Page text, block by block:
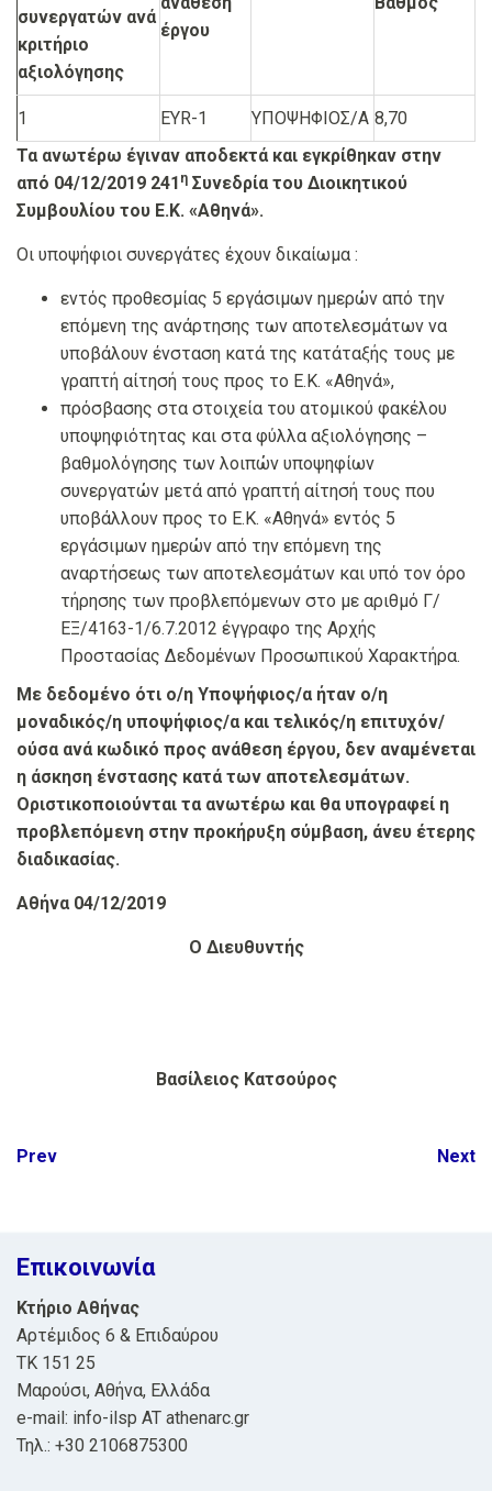
συνεργατών ανά
κριτήριο
αξιολόγησης
έργου
1 EYR-1 ΥΠΟΨΗΦΙΟΣ/Α 8,70
Τα ανωτέρω έγιναν αποδεκτά και εγκρίθηκαν στην
από 04/12/2019 241 η Συνεδρία του Διοικητικού
Συμβουλίου του Ε.Κ. «Αθηνά».
Οι υποψήφιοι συνεργάτες έχουν δικαίωμα :
εντός προθεσμίας 5 εργάσιμων ημερών από την
επόμενη της ανάρτησης των αποτελεσμάτων να
υποβάλουν ένσταση κατά της κατάταξής τους με
γραπτή αίτησή τους προς το Ε.Κ. «Αθηνά»,
πρόσβασης στα στοιχεία του ατομικού φακέλου
υποψηφιότητας και στα φύλλα αξιολόγησης –
βαθμολόγησης των λοιπών υποψηφίων
συνεργατών μετά από γραπτή αίτησή τους που
υποβάλλουν προς το Ε.Κ. «Αθηνά» εντός 5
εργάσιμων ημερών από την επόμενη της
αναρτήσεως των αποτελεσμάτων και υπό τον όρο
τήρησης των προβλεπόμενων στο με αριθμό Γ/
ΕΞ/4163-1/6.7.2012 έγγραφο της Αρχής
Προστασίας Δεδομένων Προσωπικού Χαρακτήρα.
Με δεδομένο ότι ο/η Υποψήφιος/α ήταν ο/η
μοναδικός/η υποψήφιος/α και τελικός/η επιτυχόν/
ούσα ανά κωδικό προς ανάθεση έργου, δεν αναμένεται
η άσκηση ένστασης κατά των αποτελεσμάτων.
Οριστικοποιούνται τα ανωτέρω και θα υπογραφεί η
προβλεπόμενη στην προκήρυξη σύμβαση, άνευ έτερης
διαδικασίας.
Αθήνα 04/12/2019
Ο Διευθυντής
Βασίλειος Κατσούρος
Post
Prev Next
Επικοινωνία
Κτήριο Αθήνας
Αρτέμιδος 6 & Επιδαύρου
ΤΚ 151 25
Μαρούσι, Αθήνα, Ελλάδα
e-mail: info-ilsp AT athenarc.gr
Τηλ.: +30 2106875300